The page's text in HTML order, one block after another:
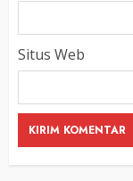
Situs Web